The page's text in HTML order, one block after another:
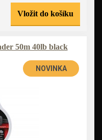
Vložit do košíku
50m 40lb black
NOVINKA